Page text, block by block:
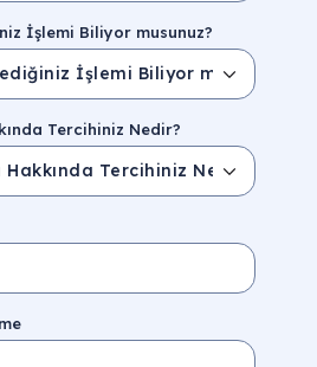
İşlemi Biliyor musunuz?
Tercihiniz Nedir?